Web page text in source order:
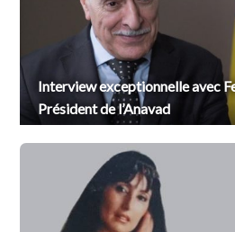
Interview exceptionnelle avec
Président de l’Anavad